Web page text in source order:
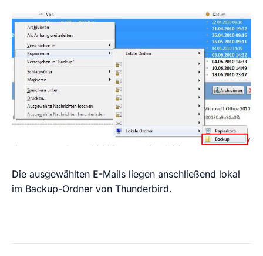
Die ausgewählten E-Mails liegen anschließend lokal
im Backup-Ordner von Thunderbird.